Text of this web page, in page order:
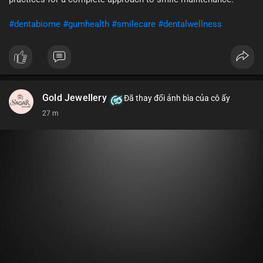
#dentabiome #gumhealth #smilecare #dentalwellness
Gold Jewellery Đã thay đổi ảnh bìa của cô ấy
27 m